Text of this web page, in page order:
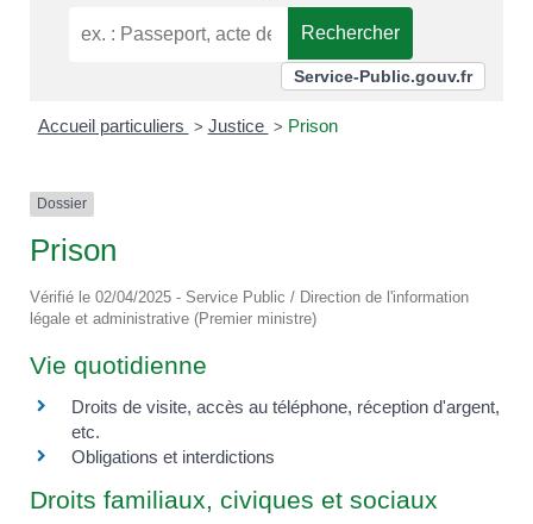
Service-Public.gouv.fr
Accueil particuliers > Justice > Prison
Dossier
Prison
Vérifié le 02/04/2025 - Service Public / Direction de l'information
légale et administrative (Premier ministre)
Vie quotidienne
Droits de visite, accès au téléphone, réception d'argent,
etc.
Obligations et interdictions
Droits familiaux, civiques et sociaux